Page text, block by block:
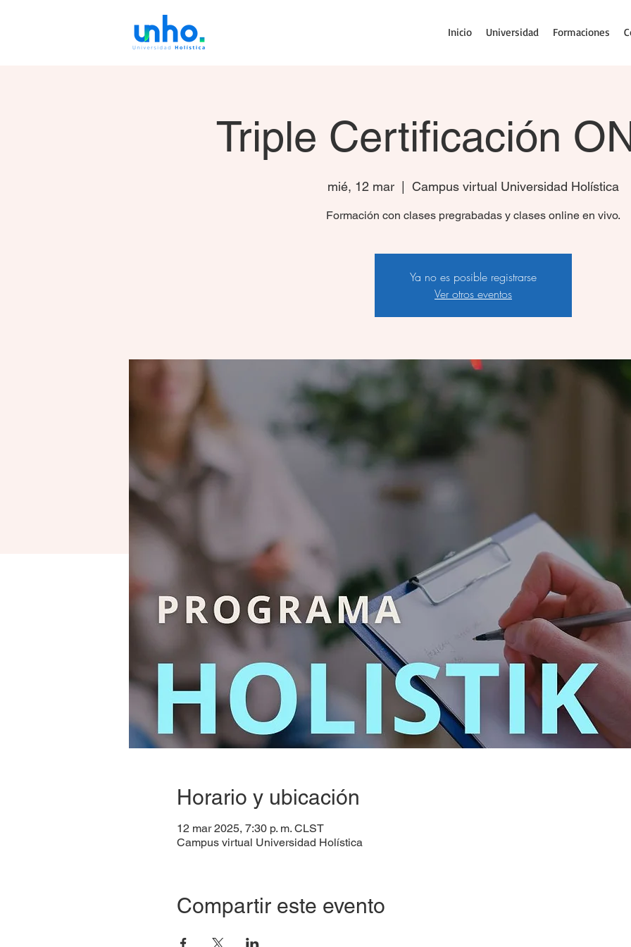
Inicio Universidad Formaciones
Triple Certificación
mié, 12 mar Campus virtual Universidad Holística
Formación con clases pregrabadas y clases online en vivo.
Ya no es posible registrarse
Ver otros eventos
Horario y ubicación
12 mar 2025, 7:30 p. m. CLST
Campus virtual Universidad Holística
Compartir este evento